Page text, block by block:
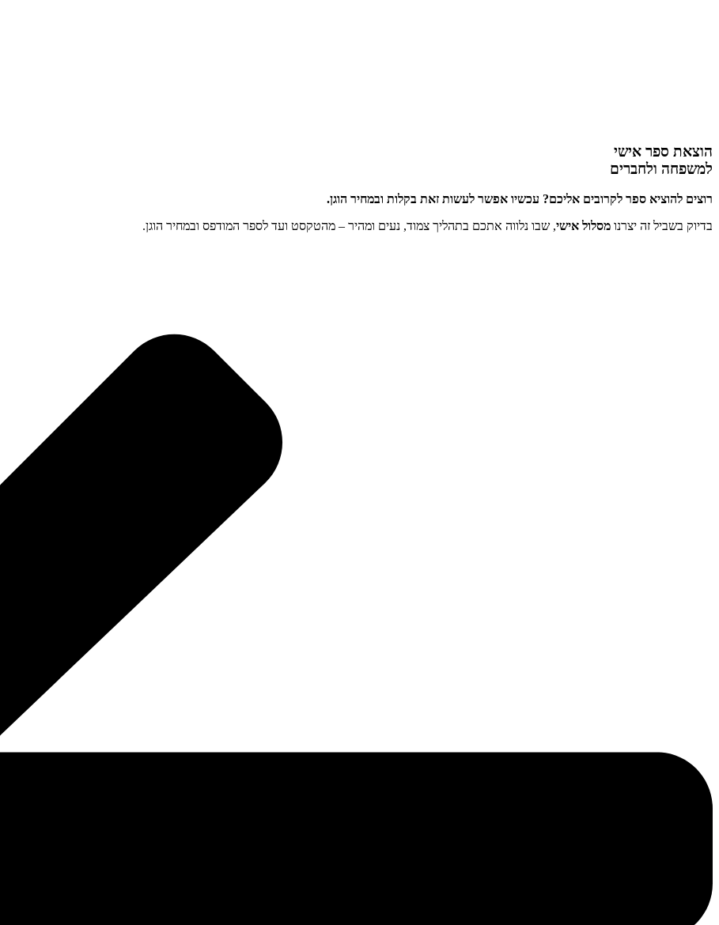
הוצאת ספר אישי
למשפחה ולחברים
רוצים להוציא ספר לקרובים אליכם? עכשיו אפשר לעשות זאת בקלות ובמחיר הוגן.
בדיוק בשביל זה יצרנו מסלול אישי, שבו נלווה אתכם בתהליך צמוד, נעים ומהיר – מהטקסט ועד לספר המודפס ובמחיר הוגן.